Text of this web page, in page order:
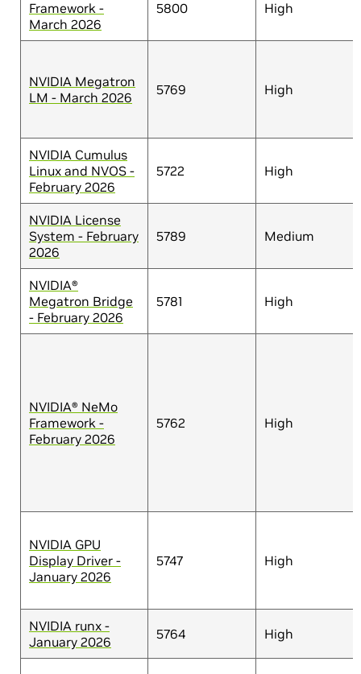
Framework -
March 2026
5800 High
NVIDIA Megatron
LM - March 2026
5769 High
NVIDIA Cumulus
Linux and NVOS -
February 2026
5722 High
NVIDIA License
System - February
2026
5789 Medium
NVIDIA®
Megatron Bridge
- February 2026
5781 High
NVIDIA® NeMo
Framework -
February 2026
5762 High
NVIDIA GPU
Display Driver -
January 2026
5747 High
NVIDIA runx -
January 2026
5764 High